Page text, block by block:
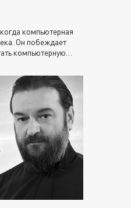
компьютерная
Он побеждает
компьютерную